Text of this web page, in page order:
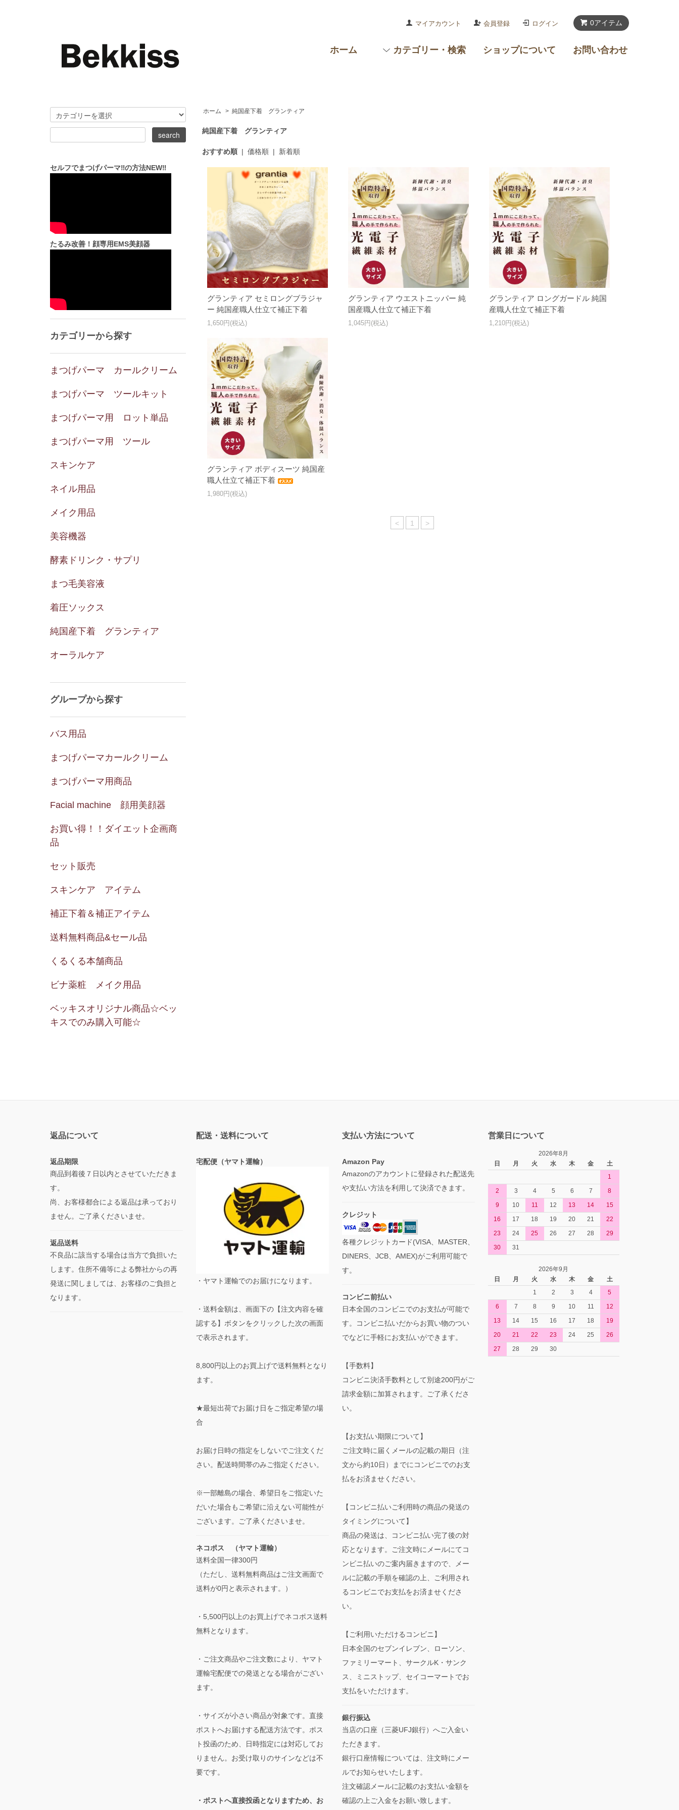
0アイテム
マイアカウント 会員登録 ログイン
ホーム カテゴリー・検索 ショップについて お問い合わせ
ホーム > 純国産下着 グランティア
純国産下着 グランティア
おすすめ順| 価格順| 新着順
グランティア セミロングブラジャ
ー 純国産職人仕立て補正下着
1,650円(税込)
グランティア ウエストニッパー 純
国産職人仕立て補正下着
1,045円(税込)
グランティア ロングガードル 純国
産職人仕立て補正下着
1,210円(税込)
グランティア ボディスーツ 純国産
職人仕立て補正下着
1,980円(税込)
< 1 >
セルフでまつげパーマ‼の方法NEW‼
たるみ改善！顔専用EMS美顔器
カテゴリーから探す
まつげパーマ カールクリーム
まつげパーマ ツールキット
まつげパーマ用 ロット単品
まつげパーマ用 ツール
スキンケア
ネイル用品
メイク用品
美容機器
酵素ドリンク・サプリ
まつ毛美容液
着圧ソックス
純国産下着 グランティア
オーラルケア
グループから探す
バス用品
まつげパーマカールクリーム
まつげパーマ用商品
Facial machine 顔用美顔器
お買い得！！ダイエット企画商
品
セット販売
スキンケア アイテム
補正下着＆補正アイテム
送料無料商品&セール品
くるくる本舗商品
ビナ薬粧 メイク用品
ベッキスオリジナル商品☆ベッ
キスでのみ購入可能☆
返品について
返品期限
商品到着後７日以内とさせていただきま
す。
尚、お客様都合による返品は承っており
ません。ご了承くださいませ。
返品送料
不良品に該当する場合は当方で負担いた
します。住所不備等による弊社からの再
発送に関しましては、お客様のご負担と
なります。
配送・送料について
宅配便（ヤマト運輸）
・ヤマト運輸でのお届けになります。
・送料金額は、画面下の【注文内容を確
認する】ボタンをクリックした次の画面
で表示されます。
8,800円以上のお買上げで送料無料となり
ます。
★最短出荷でお届け日をご指定希望の場
合
お届け日時の指定をしないでご注文くだ
さい。配送時間帯のみご指定ください。
※一部離島の場合、希望日をご指定いた
だいた場合もご希望に沿えない可能性が
ございます。ご了承くださいませ。
ネコポス （ヤマト運輸）
送料全国一律300円
（ただし、送料無料商品はご注文画面で
送料が0円と表示されます。）
・5,500円以上のお買上げでネコポス送料
無料となります。
・ご注文商品やご注文数により、ヤマト
運輸宅配便での発送となる場合がござい
ます。
・サイズが小さい商品が対象です。直接
ポストへお届けする配送方法です。ポス
ト投函のため、日時指定には対応してお
りません。お受け取りのサインなどは不
要です。
・ポストへ直接投函となりますため、お
支払い方法について
Amazon Pay
Amazonのアカウントに登録された配送先
や支払い方法を利用して決済できます。
クレジット
各種クレジットカード(VISA、MASTER、
DINERS、JCB、AMEX)がご利用可能で
す。
コンビニ前払い
日本全国のコンビニでのお支払が可能で
す。コンビニ払いだからお買い物のつい
でなどに手軽にお支払いができます。
【手数料】
コンビニ決済手数料として別途200円がご
請求金額に加算されます。ご了承くださ
い。
【お支払い期限について】
ご注文時に届くメールの記載の期日（注
文から約10日）までにコンビニでのお支
払をお済ませください。
【コンビニ払いご利用時の商品の発送の
タイミングについて】
商品の発送は、コンビニ払い完了後の対
応となります。ご注文時にメールにてコ
ンビニ払いのご案内届きますので、メー
ルに記載の手順を確認の上、ご利用され
るコンビニでお支払をお済ませくださ
い。
【ご利用いただけるコンビニ】
日本全国のセブンイレブン、ローソン、
ファミリーマート、サークルK・サンク
ス、ミニストップ、セイコーマートでお
支払をいただけます。
銀行振込
当店の口座（三菱UFJ銀行）へご入金い
ただきます。
銀行口座情報については、注文時にメー
ルでお知らせいたします。
注文確認メールに記載のお支払い金額を
確認の上ご入金をお願い致します。
営業日について
2026年8月
日
月 火 水 木 金
土
1
2
3 4 5 6 7
8
9
10 11 12 13 14
15
16
17 18 19 20 21
22
23
24 25 26 27 28
29
30
31
2026年9月
日
月 火 水 木 金
土
1
2 3 4
5
6
7 8 9 10 11
12
13
14 15 16 17 18
19
20
21 22 23 24 25
26
27
28 29 30